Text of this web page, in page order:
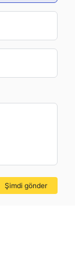
Şimdi gönder